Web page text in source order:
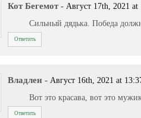
Кот Бегемот - Август 17th, 2021 at
Сильный дядька. Победа
Ответить
Владлен - Август 16th, 2021 at
Вот это красава, вот это
Ответить